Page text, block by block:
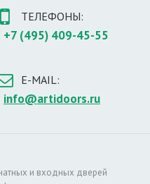
моделей полотен и
(стоимость услуги -
суммы при оформлении
- +35 руб/км от МКАД.
ТЕЛЕФОНЫ:
+7 (495) 409-45-55
E-MAIL:
info@artidoors.ru
и входных дверей